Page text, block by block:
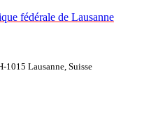
1015 Lausanne, Suisse